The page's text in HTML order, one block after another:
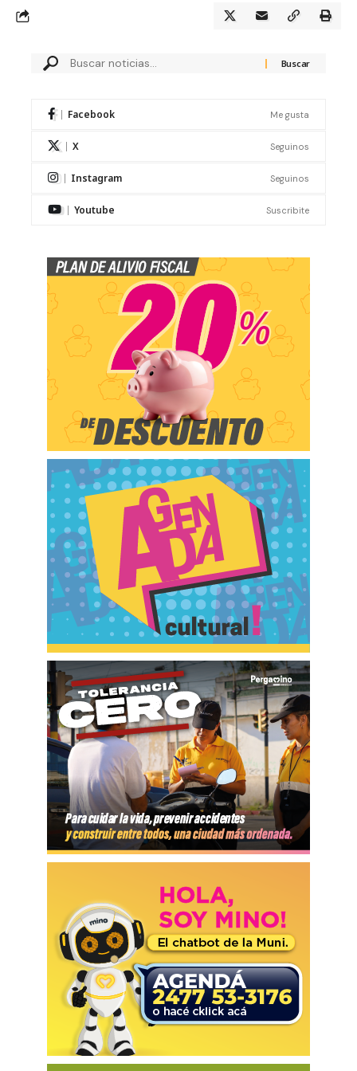
Facebook Me gusta
X Seguinos
Instagram Seguinos
Youtube Suscribite